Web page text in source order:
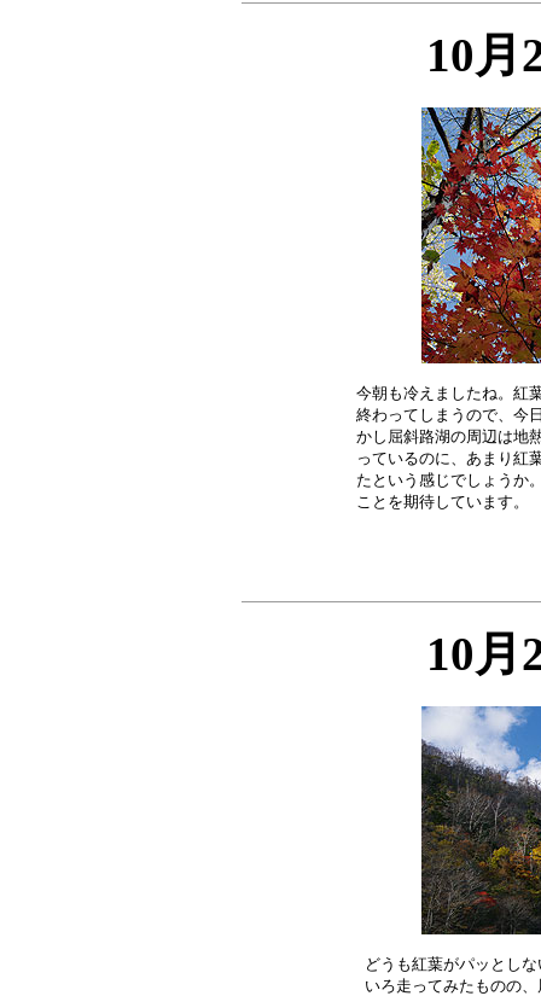
10月
今朝も冷えましたね。紅
終わってしまうので、今
かし屈斜路湖の周辺は地
っているのに、あまり紅
たという感じでしょうか
10月
どうも紅葉がパッとし
いろ走ってみたものの